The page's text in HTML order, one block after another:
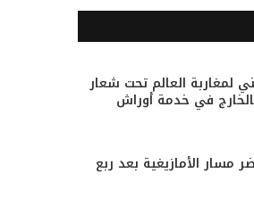
ت
ي
و
س
ت
ق
k
T
o
ت
س
ا
لمغاربة العالم تحت شعار
في خدمة أوراش
مسار الأمازيغية بعد ربع